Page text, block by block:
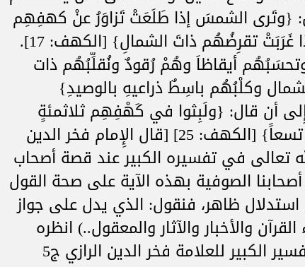
الشمسَ إذا طَلَعَتْ تَزاوَرُ عنْ كهفِهِم
ذاتَ اليمينِ وإذا غَرَبَتْ تقرِضُهُم ذاتَ الشمالِ} [الكهف: 17].
أيقاظاَ وهُمْ رُقودٌ ونُقلِّبُهُم ذات
وكلْبُهُم باسِطٌ ذراعيهِ بالوصيدِ}
18]. إِلى أن قال: {ولَبِثوا في كَهْفِهِم ثلاثمئةٍ
سنين وازدادوا تسعاً} [الكهف: 25] [قال الإِمام فخر الدين
تعالى في تفسيره الكبير عند قصة أصحاب
الصوفية بهذه الآية على صحة القول
استدلال ظاهر، فنقول: الذي يدل على جواز
القرآن والأخبار والآثار والمعقول..) انظره
مفصلاً في التفسير الكبير للعلامة فخر الدين الرازي ج5